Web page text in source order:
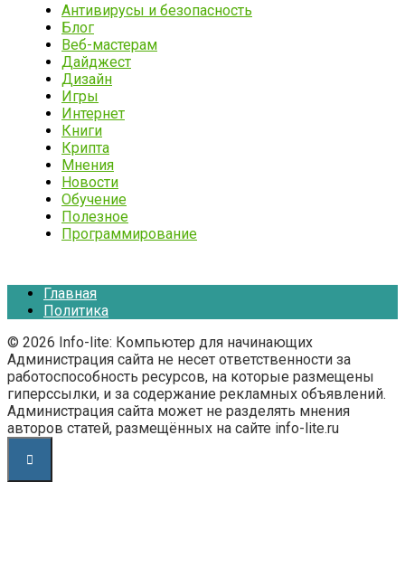
Антивирусы и безопасность
Блог
Веб-мастерам
Дайджест
Дизайн
Игры
Интернет
Книги
Крипта
Мнения
Новости
Обучение
Полезное
Программирование
Главная
Политика
© 2026 Info-lite: Компьютер для начинающих
Администрация сайта не несет ответственности за
работоспособность ресурсов, на которые размещены
гиперссылки, и за содержание рекламных объявлений.
Администрация сайта может не разделять мнения
авторов статей, размещённых на сайте info-lite.ru